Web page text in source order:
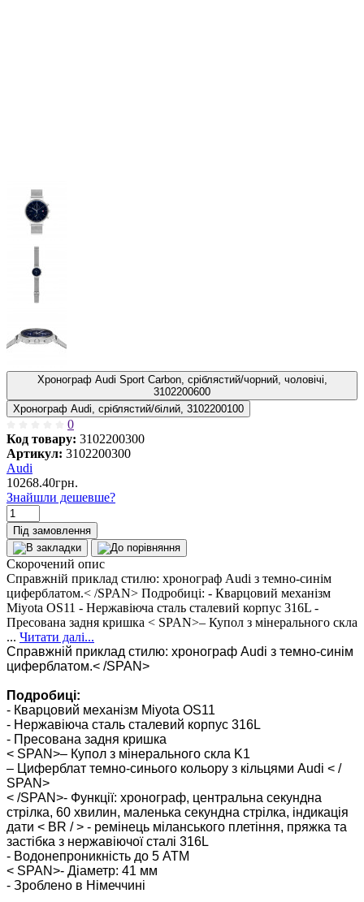
Хронограф Audi Sport Carbon, сріблястий/чорний, чоловічі,
3102200600
Хронограф Audi, сріблястий/білий, 3102200100
0
Код товару: 3102200300
Артикул: 3102200300
Audi
10268.40грн.
Знайшли дешевше?
Під замовлення
Скорочений опис
Справжній приклад стилю: хронограф Audi з темно-синім
циферблатом.< /SPAN> Подробиці: - Кварцовий механізм
Miyota OS11 - Нержавіюча сталь сталевий корпус 316L -
Пресована задня кришка < SPAN>– Купол з мінерального скла
... Читати далі...
Справжній приклад стилю: хронограф Audi з темно-синім
циферблатом.< /SPAN>
Подробиці:
- Кварцовий механізм Miyota OS11
- Нержавіюча сталь сталевий корпус 316L
- Пресована задня кришка
< SPAN>– Купол з мінерального скла K1
– Циферблат темно-синього кольору з кільцями Audi < /
SPAN>
< /SPAN>- Функції: хронограф, центральна секундна
стрілка, 60 хвилин, маленька секундна стрілка, індикація
дати < BR / > - ремінець міланського плетіння, пряжка та
застібка з нержавіючої сталі 316L
- Водонепроникність до 5 АТМ
< SPAN>- Діаметр: 41 мм
- Зроблено в Німеччині